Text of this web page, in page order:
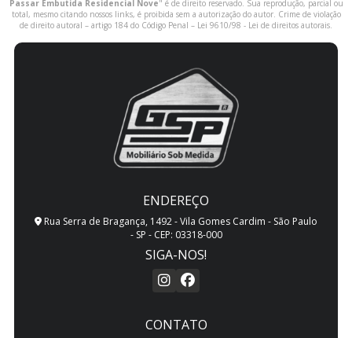
Passar Embutida Residencial Nove" é de direito reservado. Sua reprodução, parcial ou
total, mesmo citando nossos links, é proibida sem a autorização do autor. Crime de violação
de direito autoral – artigo 184 do Código Penal – Lei 9610/98 - Lei de direitos autorais
ENDEREÇO
Rua Serra de Bragança, 1492 - Vila Gomes Cardim - São Paulo
- SP - CEP: 03318-000
SIGA-NOS!
CONTATO